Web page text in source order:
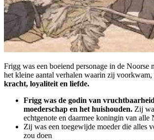
Frigg was een boeiend personage in de Noorse
het kleine aantal verhalen waarin zij voorkwam,
kracht, loyaliteit en liefde.
Frigg was de godin van
moederschap en het huishouden. Zij
echtgenote en daarmee koningin van alle
Zij was een toegewijde moeder die alles
zou doen